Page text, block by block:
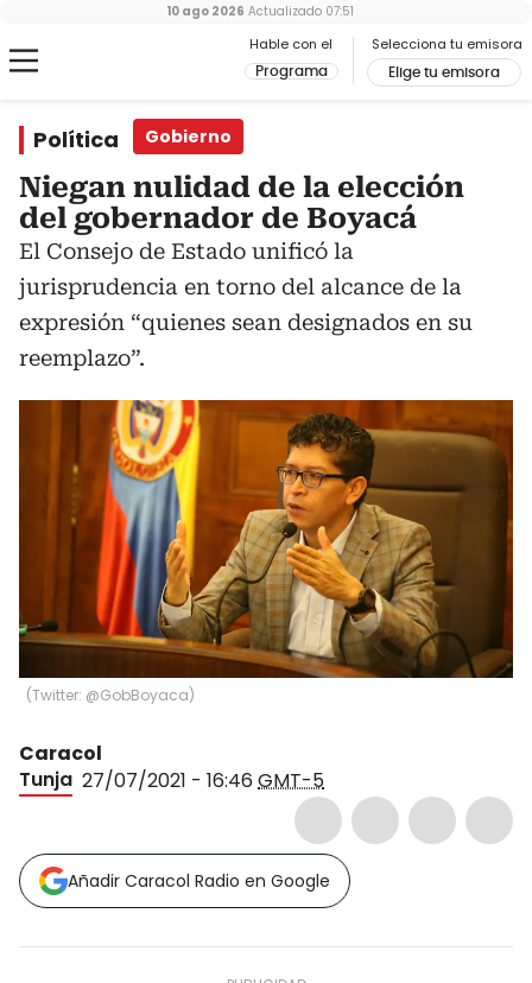
Hable con el
Programa
Selecciona tu emisora
Elige tu emisora
10 ago 2026 Actualizado 07:51
Política Gobierno
Niegan nulidad de la elección
del gobernador de Boyacá
El Consejo de Estado unificó la
jurisprudencia en torno del alcance de la
expresión “quienes sean designados en su
reemplazo”.
(Twitter: @GobBoyaca)
Caracol
Tunja 27/07/2021 - 16:46 GMT-5
Añadir Caracol Radio en Google